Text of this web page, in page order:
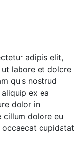
adipis elit,
labore et dolore
quis nostrud
ex ea
dolor in
cillum dolore eu
cupidatat